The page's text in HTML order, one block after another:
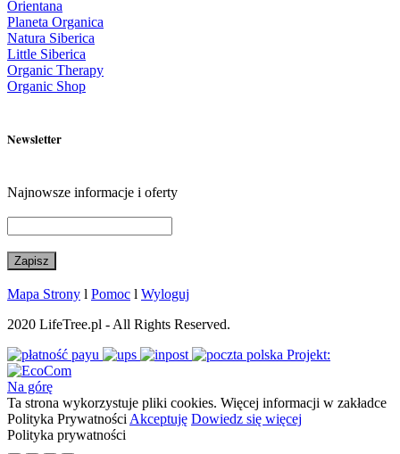
Orientana
Planeta Organica
Natura Siberica
Little Siberica
Organic Therapy
Organic Shop
Newsletter
Najnowsze informacje i oferty
Mapa Strony l Pomoc l Wyloguj
2020 LifeTree.pl - All Rights Reserved.
Projekt:
Na górę
Ta strona wykorzystuje pliki cookies. Więcej informacji w zakładce
Polityka Prywatności Akceptuję Dowiedz się więcej
Polityka prywatności